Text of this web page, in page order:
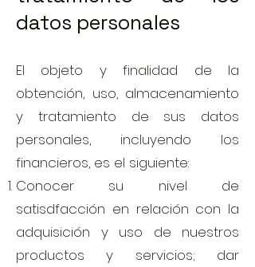
datos personales
El objeto y finalidad de la
obtención, uso, almacenamiento
y tratamiento de sus datos
personales, incluyendo los
financieros, es el siguiente:
Conocer su nivel de
satisdfacción en relación con la
adquisición y uso de nuestros
productos y servicios; dar